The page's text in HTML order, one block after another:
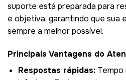
suporte está preparada para
e objetiva, garantindo que sua
sempre a melhor possível.
Principais Vantagens do
Respostas rápidas:Tempo